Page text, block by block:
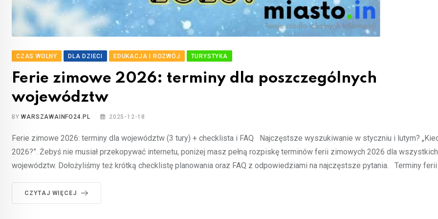
CZAS WOLNY DLA DZIECI EDUKACJA I ROZWÓJ TURYSTYKA
Ferie zimowe 2026: terminy dla poszczególnych
województw
BYWARSZAWAINFO24.PL 2025-12-18
Ferie zimowe 2026: terminy dla województw (3 tury) + checklista i FAQ Najczęstsze wyszukiwanie w styczniu i lutym?
2026?”. Żebyś nie musiał przekopywać internetu, poniżej masz pełną rozpiskę terminów ferii zimowych 2026 dla wszystkich
województw. Dołożyliśmy też krótką checklistę planowania oraz FAQ z odpowiedziami na najczęstsze pytania. Terminy
CZYTAJ WIĘCEJ